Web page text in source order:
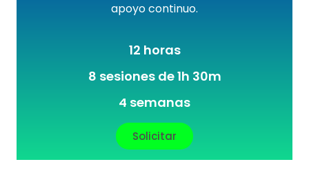
apoyo continuo.
12 horas
8 sesiones de 1h 30m
4 semanas
Solicitar